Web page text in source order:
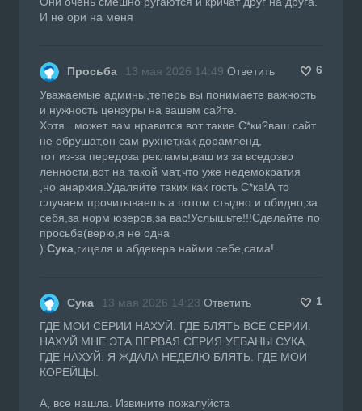
И не ори на меня
Просьба 13 мая 2026 14:49 Ответить
6
Уважаемые админы,теперь вы понимаете важность
и нужность цензуры на вашем сайте.
Хотя...может вам нравится вот такие С*ки?ваш сайт
не обрушат,он сам рухнет,как дорамленд,
тот из-за передоза рекламы,ваш из за вседозво
ленности,вот на такой мат,что уже недемократия
,но анархия.Удаляйте таких как гость С*ка!А то
случаем прочитываешь а потом стыдно и обидно,за
себя,за норм юзеров,за вас!Услышьте!!!Сделайте по
просьбе(верю,я не одна
). Сука ,гицеля и абдекера найми себе,сама!
Сука 13 мая 2026 14:23 Ответить
1
ГДЕ МОИ СЕРИИ НАХУЙ. ГДЕ БЛЯТЬ ВСЕ СЕРИИ.
НАХУЙ МНЕ ЭТА ПЕРВАЯ СЕРИЯ УЕБАНЫ СУКА.
ГДЕ НАХУЙ. Я ЖДАЛА НЕДЕЛЮ БЛЯТЬ. ГДЕ МОИ
КОРЕЙЦЫ.
А, все нашла. Извините пожалуйста